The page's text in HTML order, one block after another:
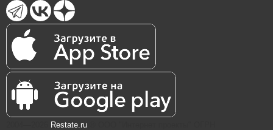
Restate.ru